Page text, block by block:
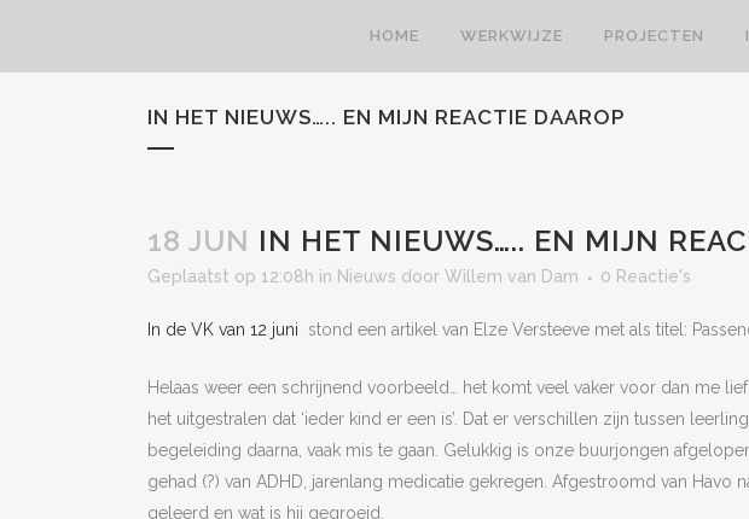
HOME WERKWIJZE PROJECTEN
IN HET NIEUWS….. EN MIJN REACTIE DAAROP
18 JUN IN HET NIEUWS….. EN MIJN
Geplaatst op 12:08h in Nieuws door Willem van Dam 0 Reactie's
In de VK van 12 juni stond een artikel van Elze Versteeve met als titel:
Helaas weer een schrijnend voorbeeld… het komt veel vaker voor dan me
het uitgestralen dat ‘ieder kind er een is’. Dat er verschillen zijn tussen
begeleiding daarna, vaak mis te gaan. Gelukkig is onze buurjongen
gehad (?) van ADHD, jarenlang medicatie gekregen. Afgestroomd van
geleerd en wat is hij gegroeid.